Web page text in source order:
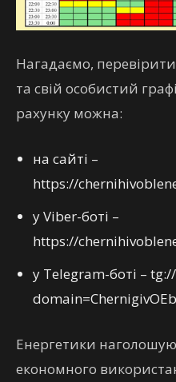
Нагадаємо,
та свій особистий
рахунку можна:
на сайті –
https://
у Viber-боті –
https://
у Telegram-боті –
Енергетики
економного